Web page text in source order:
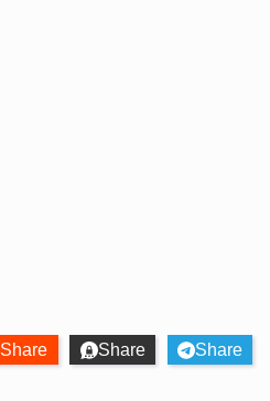
Share Share Share